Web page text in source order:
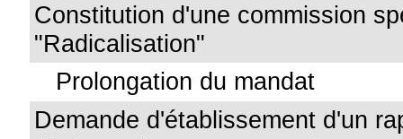
Constitution d'une commission
"Radicalisation"
Prolongation du mandat
Demande d'établissement d'un